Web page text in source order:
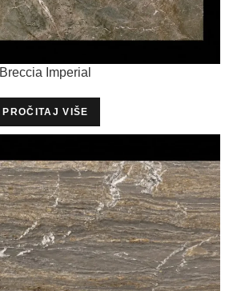
Breccia Imperial
PROČITAJ VIŠE